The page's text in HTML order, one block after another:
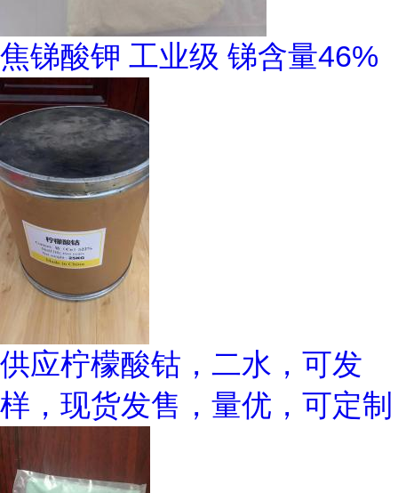
焦锑酸钾 工业级 锑含量46%
供应柠檬酸钴，二水，可发
样，现货发售，量优，可定制